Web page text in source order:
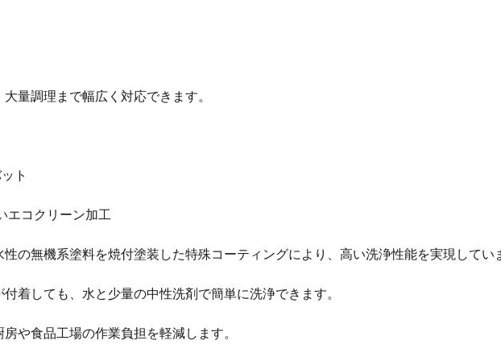
量調理まで幅広く対応できます。
ト
エコクリーン加工
の無機系塗料を焼付塗装した特殊コーティングにより、高い洗浄性能を実現してい
着しても、水と少量の中性洗剤で簡単に洗浄できます。
や食品工場の作業負担を軽減します。